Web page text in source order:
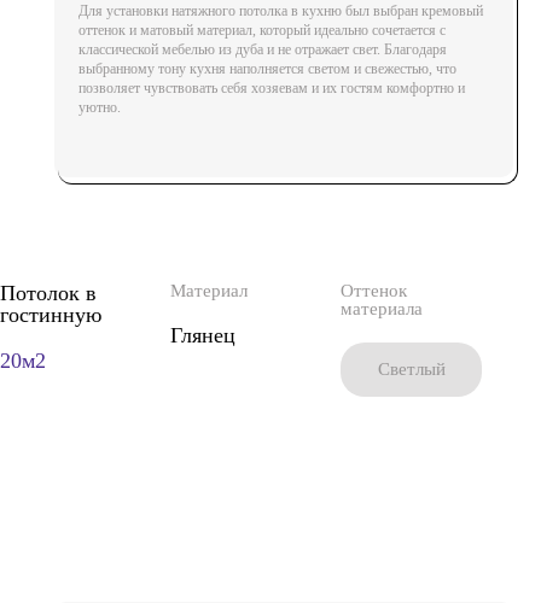
Для установки натяжного потолка в кухню был выбран кремовый
оттенок и матовый материал, который идеально сочетается с
классической мебелью из дуба и не отражает свет. Благодаря
выбранному тону кухня наполняется светом и свежестью, что
позволяет чувствовать себя хозяевам и их гостям комфортно и
уютно.
Потолок в
гостинную
20м2
Материал
Глянец
Оттенок
материала
Cветлый